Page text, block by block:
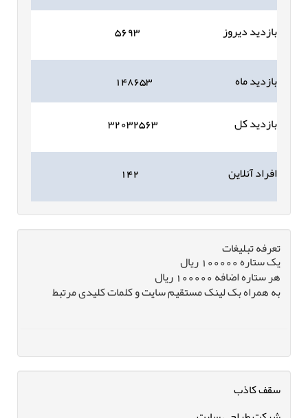
بازدید دیروز ۵۶۹۳
بازدید ماه
۱۴۸۶۵۳
بازدید کل
۳۲۰۳۲۵۶۳
افراد آنلاین ۱۴۲
تعرفه تبلیغات
یک ستاره 100000 ریال
هر ستاره اضافه 100000 ریال
به همراه بک لینک مستقیم سایت و کلمات کلیدی مرتبط
سقف کاذب